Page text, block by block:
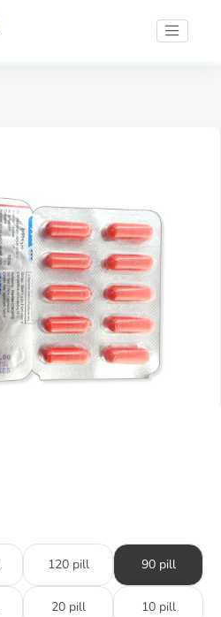
120 pill 90 pill
20 pill 10 pill